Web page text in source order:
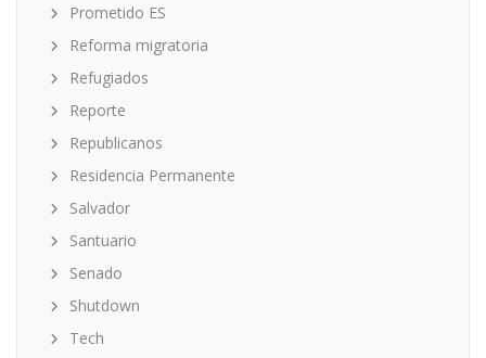
Prometido ES
Reforma migratoria
Refugiados
Reporte
Republicanos
Residencia Permanente
Salvador
Santuario
Senado
Shutdown
Tech